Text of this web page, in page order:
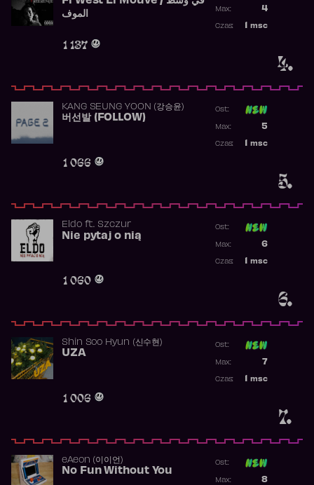
4.
الموف
1 137
4
Max:
msc
Czas:
5.
KANG SEUNG YOON (강승윤)
버선발 (FOLLOW)
1 066
Ost:
5
Max:
msc
Czas:
6.
Eldoft. Szczur
Nie pytaj o nią
1 060
Ost:
6
Max:
msc
Czas:
7.
Shin Soo Hyun (신수현)
UZA
1 006
Ost:
7
Max:
msc
Czas:
​eAeon (이이언)
No Fun Without You
Ost:
8
Max: